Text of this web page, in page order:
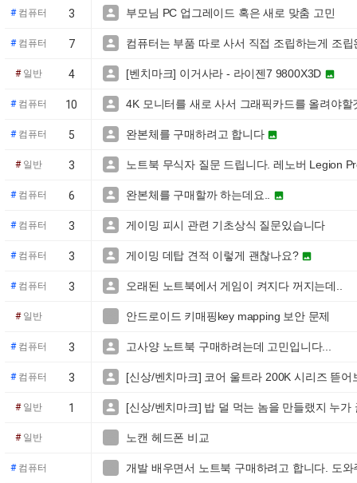
#컴퓨터 3  부모님 PC 업그레이드 혹은 새로 맞춤 고민
#컴퓨터 7  컴퓨터는 부품 따로 사서 직접 조립하는게 조
#일반 4  [벤치마크] 이거사라 - 라이젠7 9800X3D 
#컴퓨터 10  4K 모니터를 새로 사서 그래픽카드를 올려야할
#컴퓨터 5  완본체를 구매하려고 합니다 
#일반 3  노트북 무식자 질문 드립니다. 레노버 Legion
#컴퓨터 6  완본체를 구매할까 하는데요.. 
#컴퓨터 3  게이밍 피시 관련 기초상식 질문있습니다
#컴퓨터 3  게이밍 데탑 견적 이렇게 괜찮나요? 
#컴퓨터 3  오래된 노트북에서 게임이 켜지다 꺼지는데..
#일반 안드로이드 키매핑key mapping 보안 문제
#컴퓨터 3  고사양 노트북 구매하려는데 고민입니다...
#컴퓨터 3  [신상/벤치마크] 코어 울트라 200K 시리즈 뜯어
#일반 1  [신상/벤치마크] 밥 덜 먹는 놈을 만들랬지 누
#일반 노캔 헤드폰 비교
#컴퓨터 개발 배우면서 노트북 구매하려고 합니다. 도와